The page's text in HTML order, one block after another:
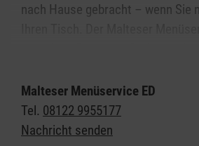
nach Hause gebracht – wenn Sie
irgendein „Essen auf Rädern“
Auswahl an leckeren Menüs und
Freude am persönlichen Kontakt.
Je nach Bedarf liefern wir täglich
Malteser Menüservice ED
Tel. 08122 9955177
Nachricht senden